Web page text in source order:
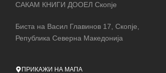
САКАМ КНИГИ ДООЕЛ Скопје
Биста на Васил Главинов 17, Скопје,
Република Северна Македонија
ПРИКАЖИ НА МАПА